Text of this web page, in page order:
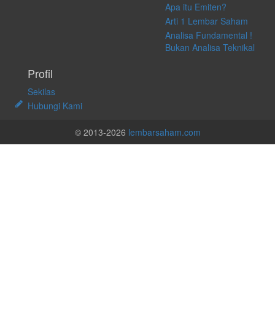
Apa itu Emiten?
Arti 1 Lembar Saham
Analisa Fundamental !
Bukan Analisa Teknikal
Profil
Sekilas
Hubungi Kami
© 2013-2026 lembarsaham.com